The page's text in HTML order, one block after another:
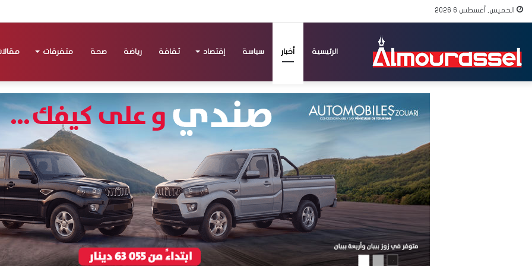
الخميس, أغسطس 6 2026
الرئيسية أخبار سياسة إقتصاد ثقافة رياضة صحة متفرقات